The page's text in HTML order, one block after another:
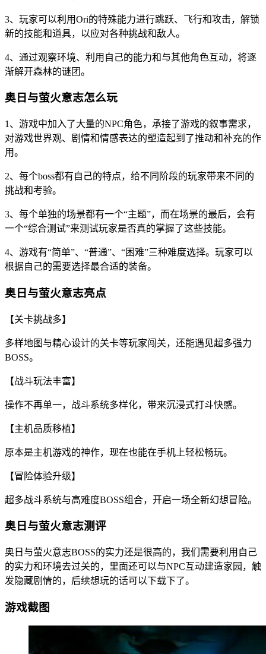
3、玩家可以利用Ori的特殊能力进行跳跃、飞行和攻击，解锁
新的技能和道具，以应对各种挑战和敌人。
4、通过观察环境、利用自己的能力和与其他角色互动，将逐
渐解开森林的谜团。
奥日与萤火意志怎么玩
1、游戏中加入了大量的NPC角色，承接了游戏的叙事需求，
对游戏世界观、剧情和情感表达的塑造起到了推动和补充的作
用。
2、每个boss都有自己的特点，给不同阶段的玩家带来不同的
挑战和考验。
3、每个单独的场景都有一个“主题”，而在场景的最后，会有
一个“综合测试”来测试玩家是否真的掌握了这些技能。
4、游戏有“简单”、“普通”、“困难”三种难度选择。玩家可以
根据自己的需要选择最合适的装备。
奥日与萤火意志亮点
【关卡挑战多】
多样地图与精心设计的关卡等玩家闯关，还能遇见超多强力
BOSS。
【战斗玩法丰富】
操作不再单一，战斗系统多样化，带来沉浸式打斗快感。
【主机品质移植】
原本是主机游戏的神作，现在也能在手机上轻松畅玩。
【冒险体验升级】
超多战斗系统与高难度BOSS组合，开启一场全新幻想冒险。
奥日与萤火意志测评
奥日与萤火意志BOSS的实力还是很高的，我们需要利用自己
的实力和环境去过关的，里面还可以与NPC互动建造家园，触
发隐藏剧情的，后续想玩的话可以下载下了。
游戏截图